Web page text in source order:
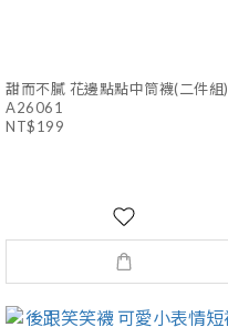
甜而不膩 花邊點點中筒襪(二件組)
A26061
NT$199